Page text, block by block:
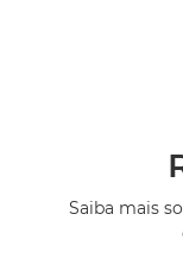
Saiba mais